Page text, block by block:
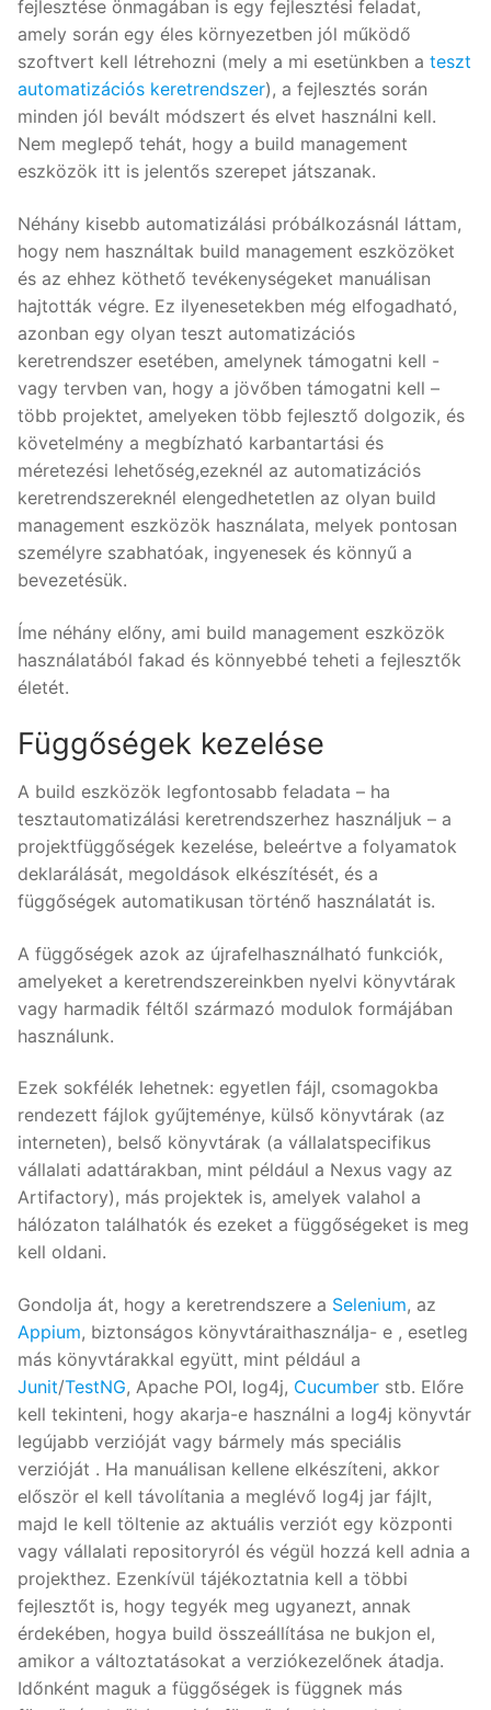
fejlesztése önmagában is egy fejlesztési feladat,
amely során egy éles környezetben jól működő
szoftvert kell létrehozni (mely a mi esetünkben a teszt
automatizációs keretrendszer), a fejlesztés során
minden jól bevált módszert és elvet használni kell.
Nem meglepő tehát, hogy a build management
eszközök itt is jelentős szerepet játszanak.
Néhány kisebb automatizálási próbálkozásnál láttam,
hogy nem használtak build management eszközöket
és az ehhez köthető tevékenységeket manuálisan
hajtották végre. Ez ilyenesetekben még elfogadható,
azonban egy olyan teszt automatizációs
keretrendszer esetében, amelynek támogatni kell -
vagy tervben van, hogy a jövőben támogatni kell –
több projektet, amelyeken több fejlesztő dolgozik, és
követelmény a megbízható karbantartási és
méretezési lehetőség,ezeknél az automatizációs
keretrendszereknél elengedhetetlen az olyan build
management eszközök használata, melyek pontosan
személyre szabhatóak, ingyenesek és könnyű a
bevezetésük.
Íme néhány előny, ami build management eszközök
használatából fakad és könnyebbé teheti a fejlesztők
életét.
Függőségek kezelése
A build eszközök legfontosabb feladata – ha
tesztautomatizálási keretrendszerhez használjuk – a
projektfüggőségek kezelése, beleértve a folyamatok
deklarálását, megoldások elkészítését, és a
függőségek automatikusan történő használatát is.
A függőségek azok az újrafelhasználható funkciók,
amelyeket a keretrendszereinkben nyelvi könyvtárak
vagy harmadik féltől származó modulok formájában
használunk.
Ezek sokfélék lehetnek: egyetlen fájl, csomagokba
rendezett fájlok gyűjteménye, külső könyvtárak (az
interneten), belső könyvtárak (a vállalatspecifikus
vállalati adattárakban, mint például a Nexus vagy az
Artifactory), más projektek is, amelyek valahol a
hálózaton találhatók és ezeket a függőségeket is meg
kell oldani.
Gondolja át, hogy a keretrendszere a Selenium, az
Appium, biztonságos könyvtáraithasználja- e , esetleg
más könyvtárakkal együtt, mint például a
Junit/TestNG, Apache POI, log4j, Cucumber stb. Előre
kell tekinteni, hogy akarja-e használni a log4j könyvtár
legújabb verzióját vagy bármely más speciális
verzióját . Ha manuálisan kellene elkészíteni, akkor
először el kell távolítania a meglévő log4j jar fájlt,
majd le kell töltenie az aktuális verziót egy központi
vagy vállalati repositoryról és végül hozzá kell adnia a
projekthez. Ezenkívül tájékoztatnia kell a többi
fejlesztőt is, hogy tegyék meg ugyanezt, annak
érdekében, hogya build összeállítása ne bukjon el,
amikor a változtatásokat a verziókezelőnek átadja.
Időnként maguk a függőségek is függnek más